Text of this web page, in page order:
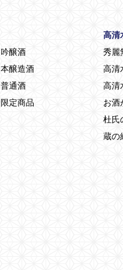
吟醸酒
本醸造酒
普通酒
限定商品
高清
秀麗
高清
高清
お酒
杜氏
蔵の